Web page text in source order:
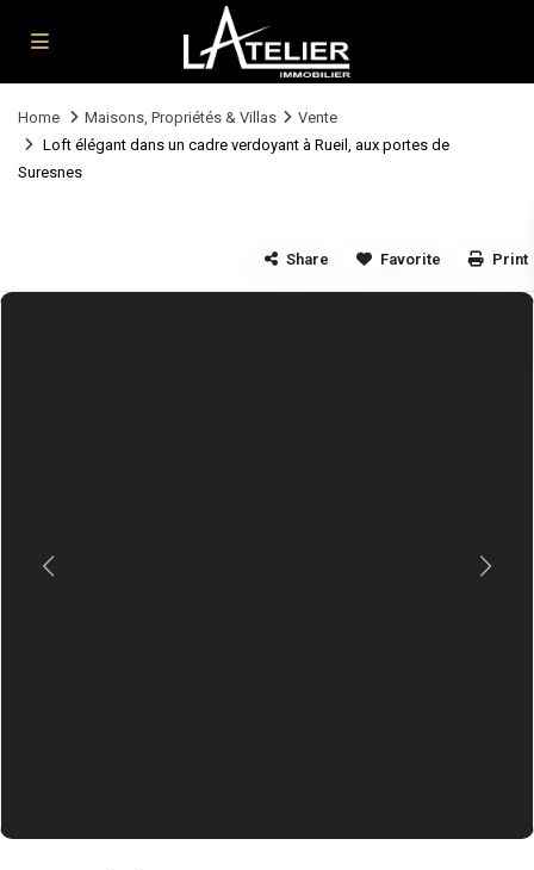
Home Maisons, Propriétés & Villas
Vente
Loft élégant dans un cadre verdoyant à Rueil, aux portes de
Suresnes
Share Favorite Print